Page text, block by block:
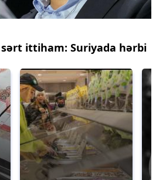
ittiham: Suriyada hərbi